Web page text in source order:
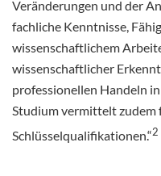
Veränderungen und der
fachliche Kenntnisse,
wissenschaftlichem
wissenschaftlicher
professionellen Handeln
Studium vermittelt zudem
Schlüsselqualifikationen.“2